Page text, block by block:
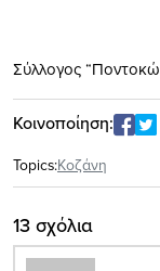
Σύλλογος
Κοινοποίηση:
Topics:Κοζάνη
13 σχόλια